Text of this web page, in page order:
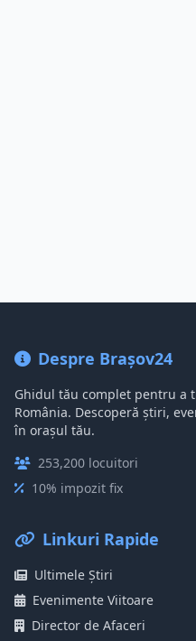
Despre Brașov24
Ghidul tău complet pentru a
România. Descoperă știri,
în orașul tău.
253,200 locuitori
10% impozit fix
Linkuri Rapide
Ultimele Știri
Evenimente Viitoare
Director de Afaceri